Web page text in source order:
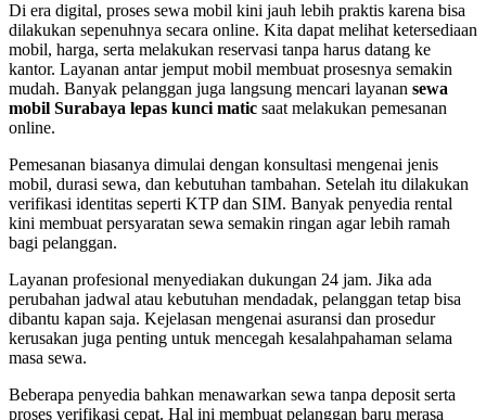
Di era digital, proses sewa mobil kini jauh lebih praktis karena bisa
dilakukan sepenuhnya secara online. Kita dapat melihat ketersediaan
mobil, harga, serta melakukan reservasi tanpa harus datang ke
kantor. Layanan antar jemput mobil membuat prosesnya semakin
mudah. Banyak pelanggan juga langsung mencari layanan sewa
mobil Surabaya lepas kunci matic saat melakukan pemesanan
online.
Pemesanan biasanya dimulai dengan konsultasi mengenai jenis
mobil, durasi sewa, dan kebutuhan tambahan. Setelah itu dilakukan
verifikasi identitas seperti KTP dan SIM. Banyak penyedia rental
kini membuat persyaratan sewa semakin ringan agar lebih ramah
bagi pelanggan.
Layanan profesional menyediakan dukungan 24 jam. Jika ada
perubahan jadwal atau kebutuhan mendadak, pelanggan tetap bisa
dibantu kapan saja. Kejelasan mengenai asuransi dan prosedur
kerusakan juga penting untuk mencegah kesalahpahaman selama
masa sewa.
Beberapa penyedia bahkan menawarkan sewa tanpa deposit serta
proses verifikasi cepat. Hal ini membuat pelanggan baru merasa